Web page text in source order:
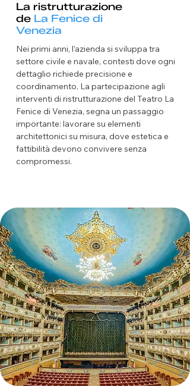
La ristrutturazione
de La Fenice di
Venezia
Nei primi anni, l’azienda si sviluppa tra
settore civile e navale, contesti dove ogni
dettaglio richiede precisione e
coordinamento. La partecipazione agli
interventi di ristrutturazione del Teatro La
Fenice di Venezia, segna un passaggio
importante: lavorare su elementi
architettonici su misura, dove estetica e
fattibilità devono convivere senza
compromessi.